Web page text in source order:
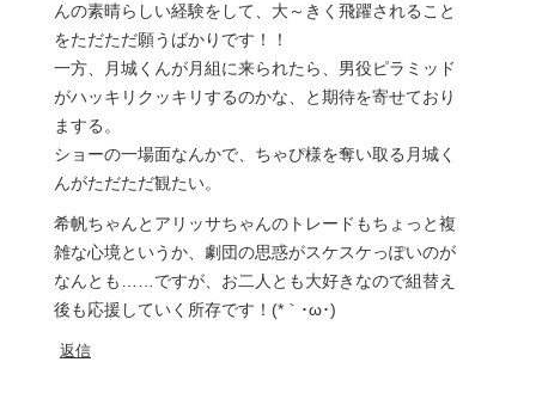
んの素晴らしい経験をして、大～きく飛躍されること
をただただ願うばかりです！！
一方、月城くんが月組に来られたら、男役ピラミッド
がハッキリクッキリするのかな、と期待を寄せており
まする。
ショーの一場面なんかで、ちゃぴ様を奪い取る月城く
んがただただ観たい。
希帆ちゃんとアリッサちゃんのトレードもちょっと複
雑な心境というか、劇団の思惑がスケスケっぽいのが
なんとも……ですが、お二人とも大好きなので組替え
後も応援していく所存です！(*｀･ω･)ゞ
返信